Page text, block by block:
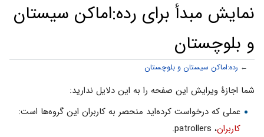
نمایش مبدأ برای رده:اماکن سیستان
و بلوچستان
← رده:اماکن سیستان و بلوچستان
پرش
ناوبری
پرش
جستجو
شما اجازهٔ ویرایش این صفحه را به این دلایل ندارید:
عملی که درخواست کرده‌اید منحصر به کاربران این گروه‌ها است:
کاربران، patrollers.